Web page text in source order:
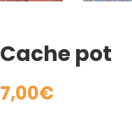
Cache pot
7,00€